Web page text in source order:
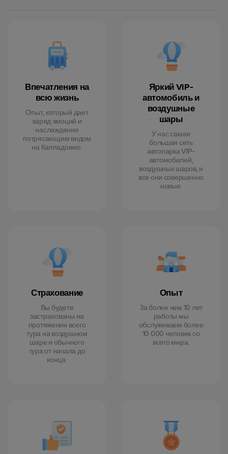
Впечатления на
всю жизнь
Опыт, который дает
заряд эмоций и
наслаждение
потрясающим видом
на Каппадокию.
Яркий VIP-
автомобиль и
воздушные
шары
У нас самая
большая сеть
автопарка VIP-
автомобилей,
воздушных шаров, и
все они совершенно
новые.
Страхование
Вы будете
застрахованы на
протяжении всего
тура на воздушном
шаре и обычного
тура от начала до
конца.
Опыт
За более чем 10 лет
работы мы
обслуживаем более
10 000 человек со
всего мира.